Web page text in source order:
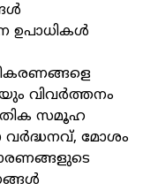
ഉപാധികൾ
വിവർത്തനം
സമൂഹ
മോശം